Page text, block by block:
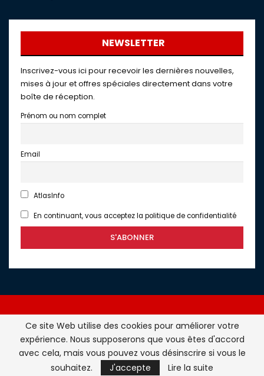
NEWSLETTER
Inscrivez-vous ici pour recevoir les dernières nouvelles,
mises à jour et offres spéciales directement dans votre
boîte de réception.
Prénom ou nom complet
Email
AtlasInfo
En continuant, vous acceptez la politique de confidentialité
Atlasinfo.fr : l'essentiel de l'actualité de la France et du
Maghreb © Tous Droits Réservés - Atlasinfo- 2026
ATLASINFO
Ce site Web utilise des cookies pour améliorer votre
expérience. Nous supposerons que vous êtes d'accord
avec cela, mais vous pouvez vous désinscrire si vous le
souhaitez.
J'accepte Lire la suite